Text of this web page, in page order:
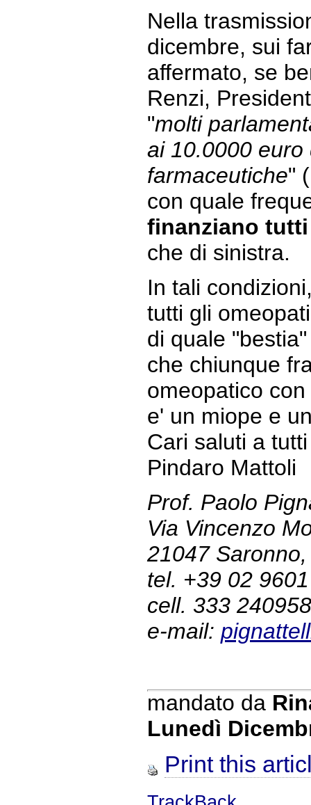
Nella
dicembre, sui
affermato, se
Renzi,
"molti
ai 10.0000 euro
farmaceutiche"
con quale
finanziano
che di sinistra.
In tali
tutti gli
di quale
che chiunque
omeopatico
e' un miope e
Cari saluti a tutti
Pindaro Mattoli
Prof. Paolo
Via Vincenzo
21047
tel. +39 02
cell. 333
e-mail:
mandato da
Lunedì
Print this